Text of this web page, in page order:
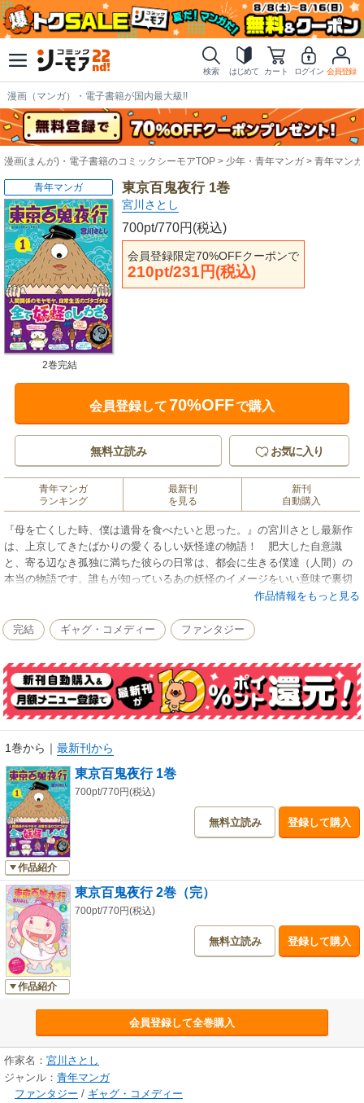
検索 はじめて カート ログイン 会員登録
漫画（マンガ）・電子書籍が国内最大級!!
漫画(まんが)・電子書籍のコミックシーモアTOP 少年・青年マンガ 青年マンガ
東京百鬼夜行 1巻
宮川さとし
700pt/770円(税込)
会員登録限定70%OFFクーポンで
210pt/231円(税込)
青年マンガ
2巻完結
会員登録して70%OFFで購入
無料立読み お気に入り
青年マンガ
ランキング
最新刊
を見る
新刊
自動購入
『母を亡くした時、僕は遺骨を食べたいと思った。』の宮川さとし最新作
は、上京してきたばかりの愛くるしい妖怪達の物語！ 肥大した自意識
と、寄る辺なき孤独に満ちた彼らの日常は、都会に生きる僕達（人間）の
本当の物語です。誰もが知っているあの妖怪のイメージをいい意味で裏切
ってくれるビジュアルと性格は必見。宮川さとし先生の“人間観察力”が遺憾
待望の第1巻！
作品情報をもっと見る
完結 ギャグ・コメディー ファンタジー
1巻から ｜ 最新刊から
作品紹介
東京百鬼夜行 1巻
700pt/770円(税込)
無料立読み 登録して購入
作品紹介
東京百鬼夜行 2巻（完）
700pt/770円(税込)
無料立読み 登録して購入
会員登録して全巻購入
作家名： 宮川さとし
ジャンル： 青年マンガ
ファンタジー / ギャグ・コメディー